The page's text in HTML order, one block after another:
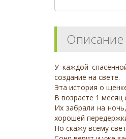
Описание
У каждой
создание на свете.
Эта история о
В возрасте 1 месяц
Их забрали на
хорошей
Но скажу всему